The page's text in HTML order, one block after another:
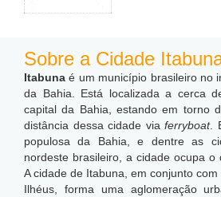
Sobre a Cidade
Itabuna é um município brasileiro no
da Bahia. Está localizada a cerca
capital da Bahia, estando em torno
distância dessa cidade viaferryboat.
populosa da Bahia, e dentre as
nordeste brasileiro, a cidade ocupa o
A cidade de Itabuna, em conjunto
Ilhéus, forma uma aglomeração